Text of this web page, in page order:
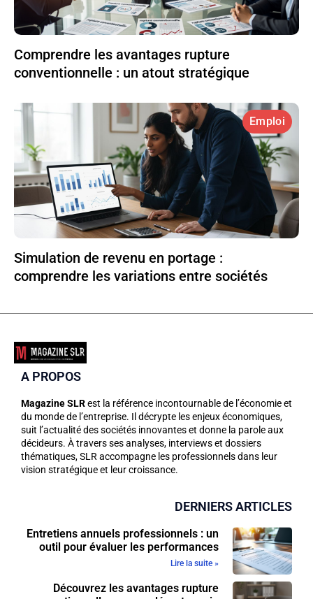
Comprendre les avantages rupture
conventionnelle : un atout stratégique
Emploi
Simulation de revenu en portage :
comprendre les variations entre sociétés
A PROPOS
Magazine SLRest la référence incontournable de l’économie et
du monde de l’entreprise. Il décrypte les enjeux économiques,
suit l’actualité des sociétés innovantes et donne la parole aux
décideurs. À travers ses analyses, interviews et dossiers
thématiques, SLR accompagne les professionnels dans leur
vision stratégique et leur croissance.
DERNIERS ARTICLES
Entretiens annuels professionnels : un
outil pour évaluer les performances
Lire la suite »
Découvrez les avantages rupture